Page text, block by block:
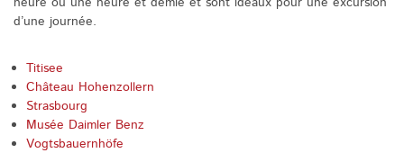
d’une journée.
Titisee
Château Hohenzollern
Strasbourg
Musée Daimler Benz
Vogtsbauernhöfe